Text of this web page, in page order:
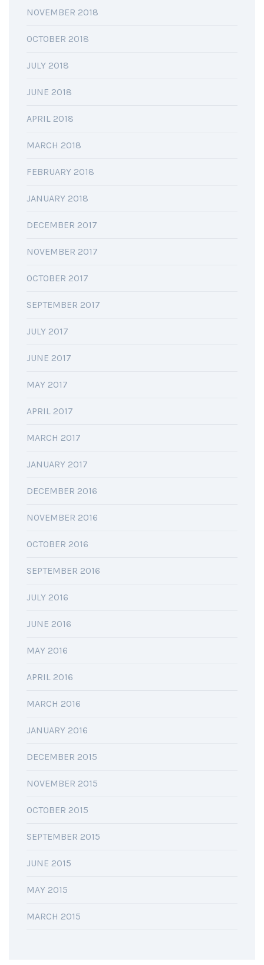
NOVEMBER 2018
OCTOBER 2018
JULY 2018
JUNE 2018
APRIL 2018
MARCH 2018
FEBRUARY 2018
JANUARY 2018
DECEMBER 2017
NOVEMBER 2017
OCTOBER 2017
SEPTEMBER 2017
JULY 2017
JUNE 2017
MAY 2017
APRIL 2017
MARCH 2017
JANUARY 2017
DECEMBER 2016
NOVEMBER 2016
OCTOBER 2016
SEPTEMBER 2016
JULY 2016
JUNE 2016
MAY 2016
APRIL 2016
MARCH 2016
JANUARY 2016
DECEMBER 2015
NOVEMBER 2015
OCTOBER 2015
SEPTEMBER 2015
JUNE 2015
MAY 2015
MARCH 2015